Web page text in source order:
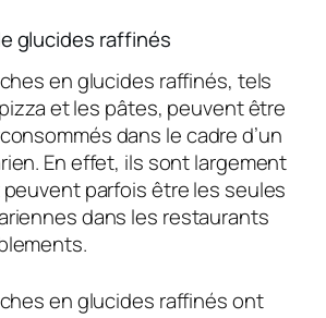
glucides raffinés
en glucides raffinés, tels
et les pâtes, peuvent être
dans le cadre d’un
En effet, ils sont largement
parfois être les seules
dans les restaurants
en glucides raffinés ont